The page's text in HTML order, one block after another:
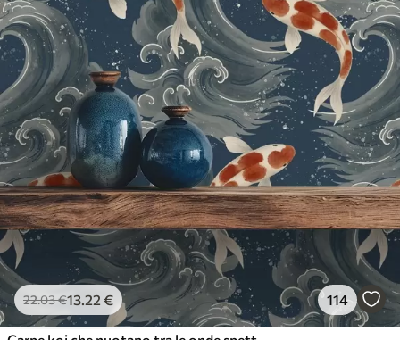
22.03€13.22 € 114